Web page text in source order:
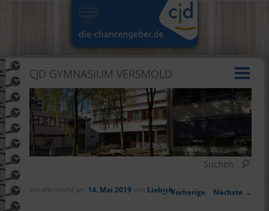
CJD GYMNASIUM VERSMOLD
Artikelnavigation
←Vorherige Nächste →
Veröffentlicht am 14. Mai 2019von Liebich